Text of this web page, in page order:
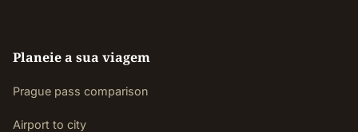
Planeie a sua viagem
Prague pass comparison
Airport to city